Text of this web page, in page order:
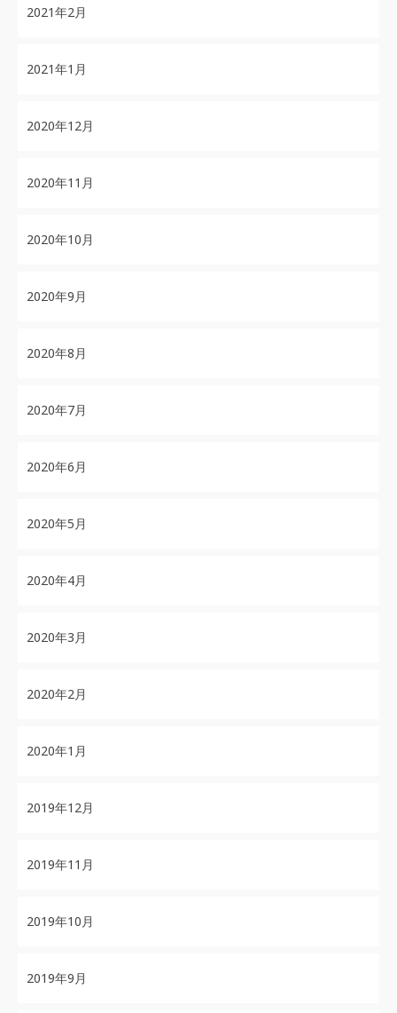
2021年2月
2021年1月
2020年12月
2020年11月
2020年10月
2020年9月
2020年8月
2020年7月
2020年6月
2020年5月
2020年4月
2020年3月
2020年2月
2020年1月
2019年12月
2019年11月
2019年10月
2019年9月